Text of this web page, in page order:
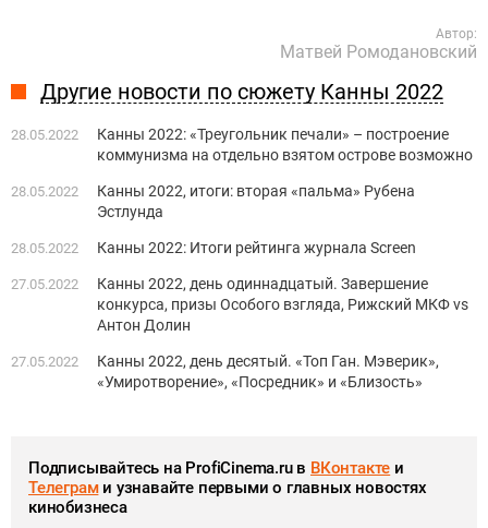
Автор:
Матвей Ромодановский
Другие новости по сюжету Канны 2022
28.05.2022
Канны 2022: «Треугольник печали» – построение
коммунизма на отдельно взятом острове возможно
28.05.2022
Канны 2022, итоги: вторая «пальма» Рубена
Эстлунда
28.05.2022 Канны 2022: Итоги рейтинга журнала Screen
27.05.2022
Канны 2022, день одиннадцатый. Завершение
конкурса, призы Особого взгляда, Рижский МКФ vs
Антон Долин
27.05.2022
Канны 2022, день десятый. «Топ Ган. Мэверик»,
«Умиротворение», «Посредник» и «Близость»
Подписывайтесь на ProfiCinema.ru в ВКонтакте и
Телеграми узнавайте первыми о главных новостях
кинобизнеса